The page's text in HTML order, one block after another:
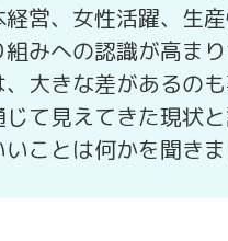
営、女性活躍、生
みへの認識が高ま
大きな差があるの
て見えてきた現状
ことは何かを聞きま